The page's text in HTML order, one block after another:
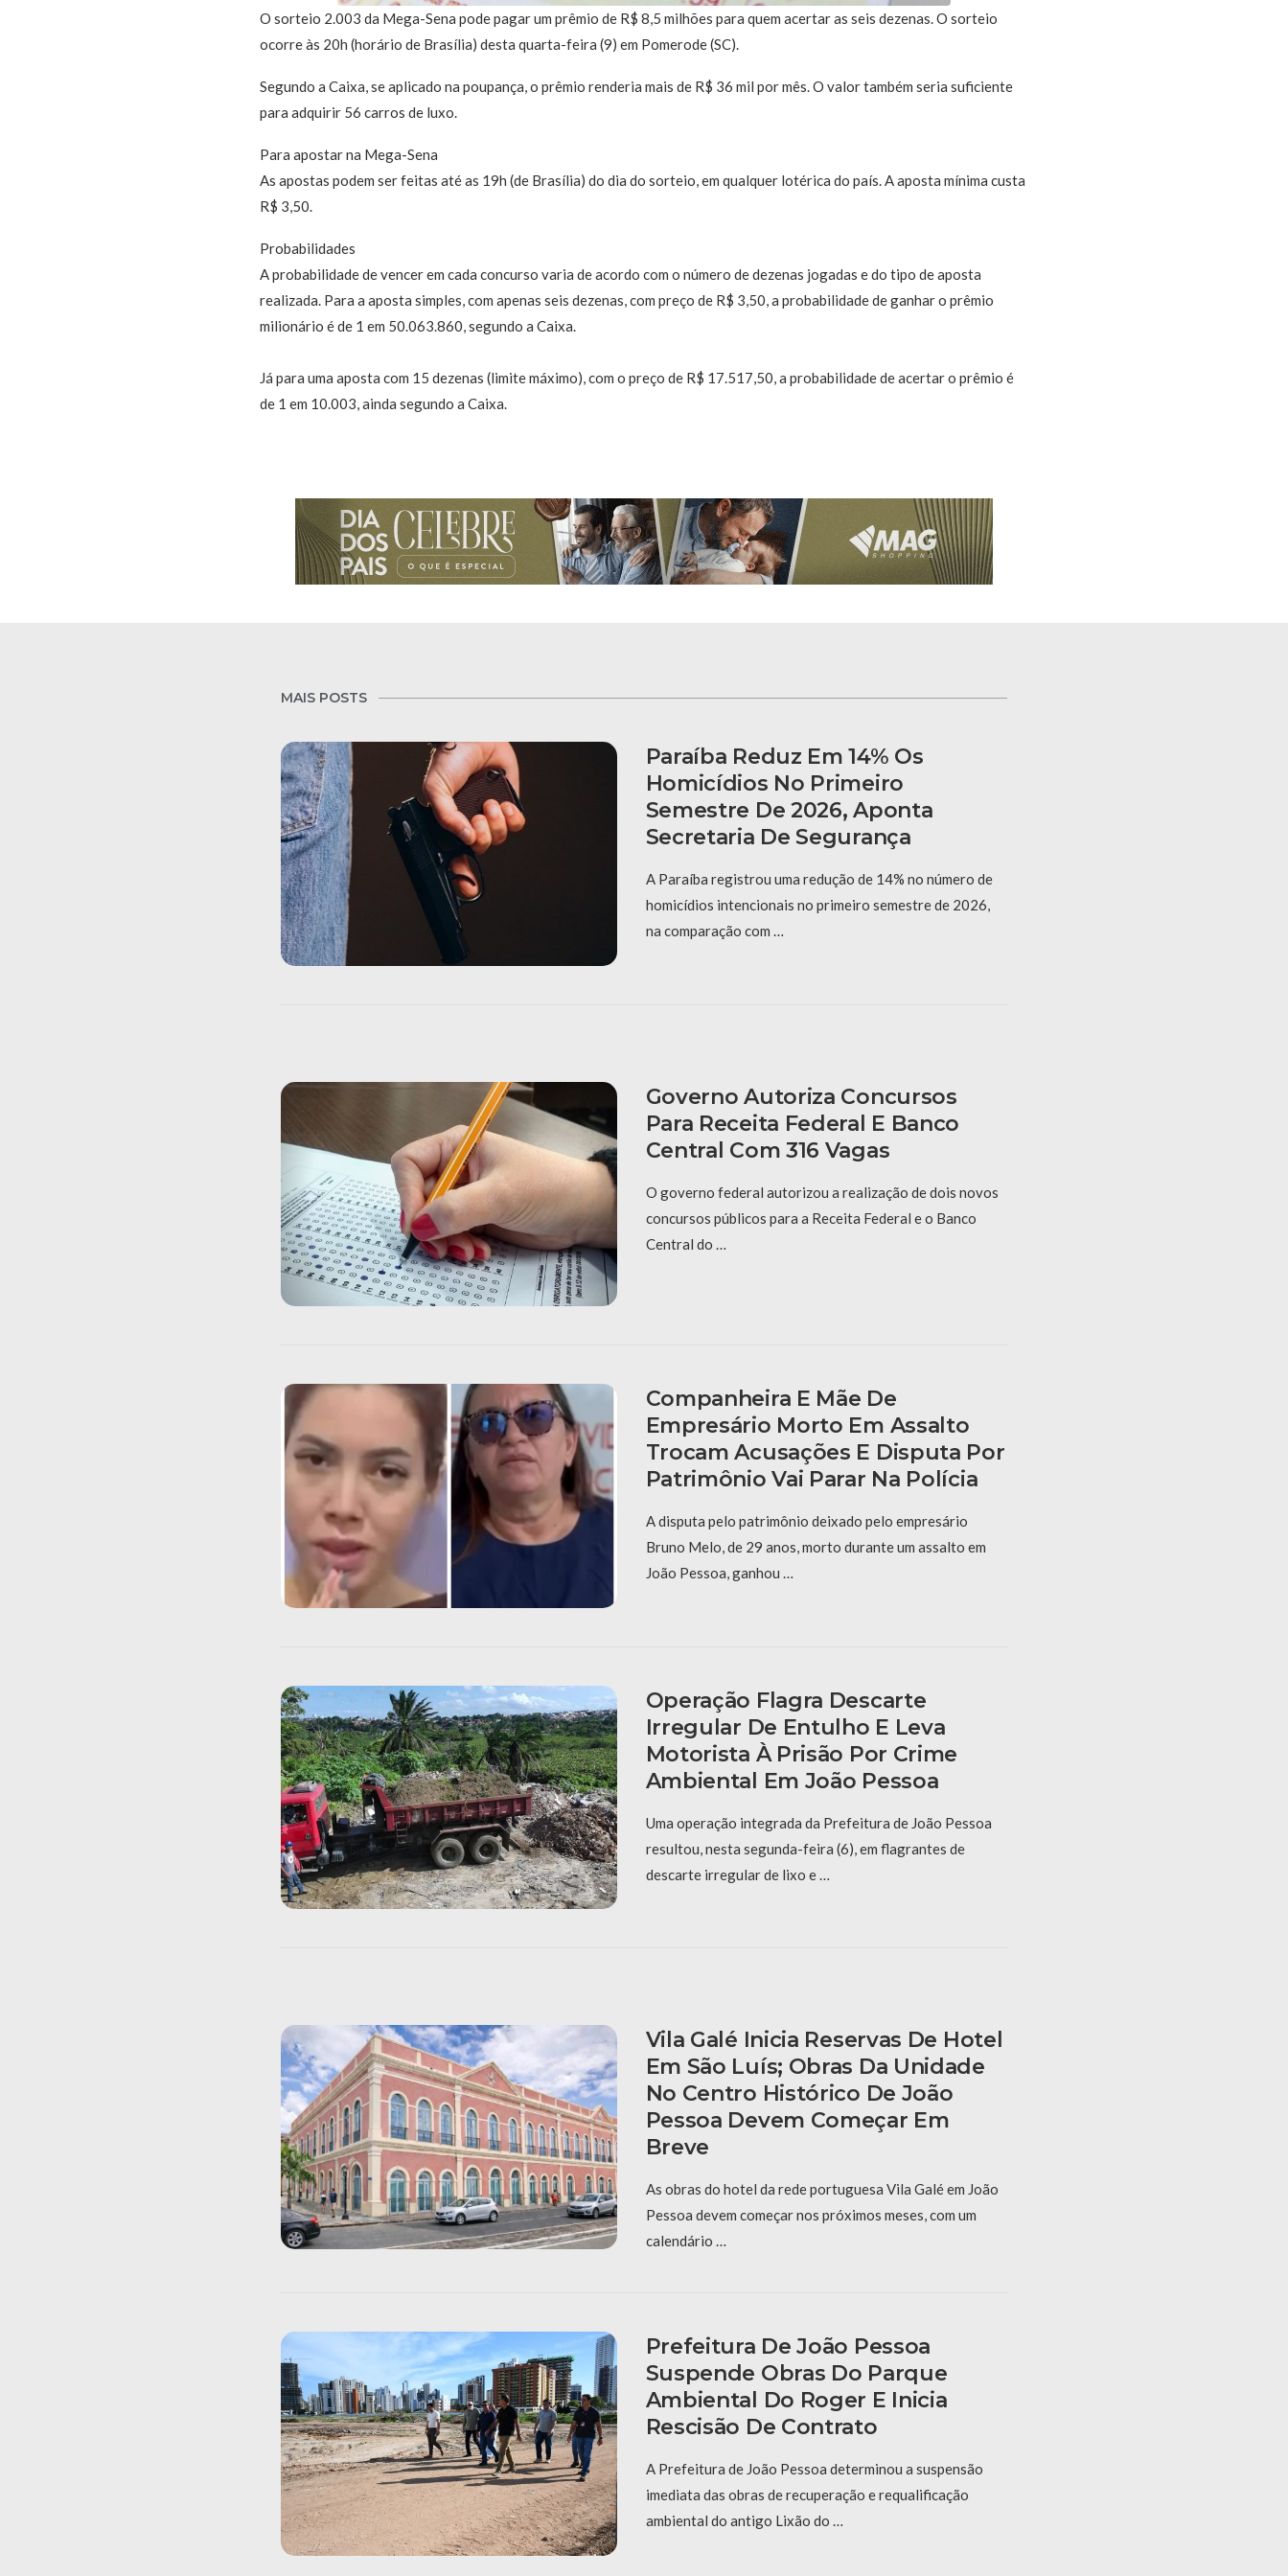
O sorteio 2.003 da Mega-Sena pode pagar um prêmio de R$ 8,5 milhões para quem acertar as seis dezenas. O sorteio
ocorre às 20h (horário de Brasília) desta quarta-feira (9) em Pomerode (SC).
Segundo a Caixa, se aplicado na poupança, o prêmio renderia mais de R$ 36 mil por mês. O valor também seria suficiente
para adquirir 56 carros de luxo.
Para apostar na Mega-Sena
As apostas podem ser feitas até as 19h (de Brasília) do dia do sorteio, em qualquer lotérica do país. A aposta mínima custa
R$ 3,50.
Probabilidades
A probabilidade de vencer em cada concurso varia de acordo com o número de dezenas jogadas e do tipo de aposta
realizada. Para a aposta simples, com apenas seis dezenas, com preço de R$ 3,50, a probabilidade de ganhar o prêmio
milionário é de 1 em 50.063.860, segundo a Caixa.
Já para uma aposta com 15 dezenas (limite máximo), com o preço de R$ 17.517,50, a probabilidade de acertar o prêmio é
de 1 em 10.003, ainda segundo a Caixa.
MAIS POSTS
Paraíba Reduz Em 14% Os
Homicídios No Primeiro
Semestre De 2026, Aponta
Secretaria De Segurança
A Paraíba registrou uma redução de 14% no número de
homicídios intencionais no primeiro semestre de 2026,
na comparação com …
Governo Autoriza Concursos
Para Receita Federal E Banco
Central Com 316 Vagas
O governo federal autorizou a realização de dois novos
concursos públicos para a Receita Federal e o Banco
Central do …
Companheira E Mãe De
Empresário Morto Em Assalto
Trocam Acusações E Disputa Por
Patrimônio Vai Parar Na Polícia
A disputa pelo patrimônio deixado pelo empresário
Bruno Melo, de 29 anos, morto durante um assalto em
João Pessoa, ganhou …
Operação Flagra Descarte
Irregular De Entulho E Leva
Motorista À Prisão Por Crime
Ambiental Em João Pessoa
Uma operação integrada da Prefeitura de João Pessoa
resultou, nesta segunda-feira (6), em flagrantes de
descarte irregular de lixo e …
Vila Galé Inicia Reservas De Hotel
Em São Luís; Obras Da Unidade
No Centro Histórico De João
Pessoa Devem Começar Em
Breve
As obras do hotel da rede portuguesa Vila Galé em João
Pessoa devem começar nos próximos meses, com um
calendário …
Prefeitura De João Pessoa
Suspende Obras Do Parque
Ambiental Do Roger E Inicia
Rescisão De Contrato
A Prefeitura de João Pessoa determinou a suspensão
imediata das obras de recuperação e requalificação
ambiental do antigo Lixão do …